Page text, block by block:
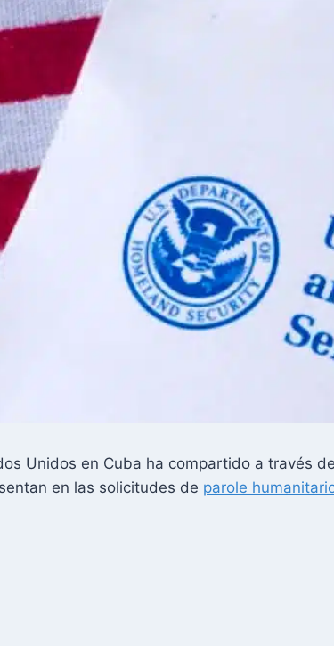
Unidos en Cuba ha compartido a través
en las solicitudes de parole